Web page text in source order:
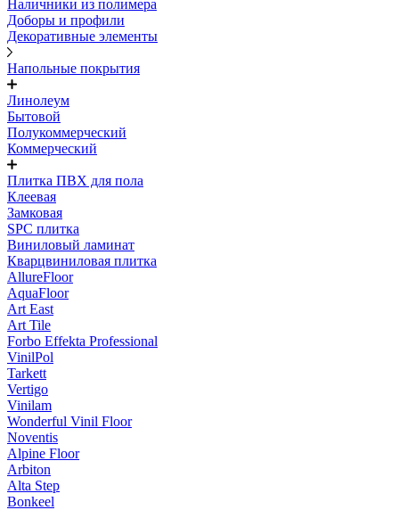
Наличники из полимера
Доборы и профили
Декоративные элементы
Напольные покрытия
Линолеум
Бытовой
Полукоммерческий
Коммерческий
Плитка ПВХ для пола
Клеевая
Замковая
SPC плитка
Виниловый ламинат
Кварцвиниловая плитка
AllureFloor
AquaFloor
Art East
Art Tile
Forbo Effekta Professional
VinilPol
Tarkett
Vertigo
Vinilam
Wonderful Vinil Floor
Noventis
Alpine Floor
Arbiton
Alta Step
Bonkeel